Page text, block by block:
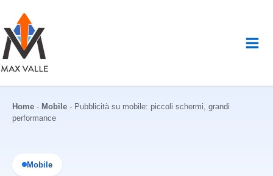
contenuto
Home - Mobile - Pubblicità su mobile: piccoli schermi, grandi
performance
Mobile